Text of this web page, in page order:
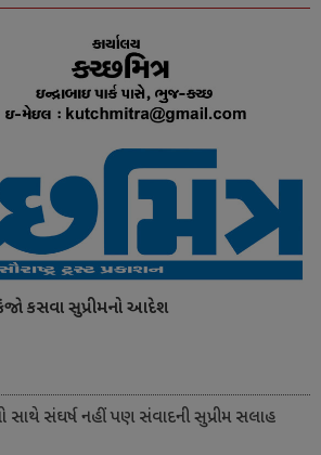
કસવા સુપ્રીમનો આદેશ
સાથે સંઘર્ષ નહીં પણ સંવાદની સુપ્રીમ સલાહ